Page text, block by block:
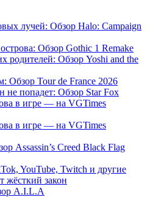
лучей: Обзор Halo: Campaign
Обзор Gothic 1 Remake
родителей: Обзор Yoshi and the
Обзор Tour de France 2026
не попадет: Обзор Star Fox
в игре — на VGTimes
в игре — на VGTimes
Assassin’s Creed Black Flag
YouTube, Twitch и другие
жёсткий закон
A.I.L.A